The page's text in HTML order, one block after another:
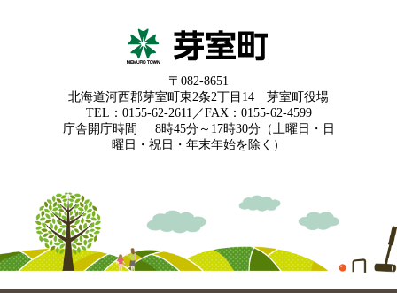
〒082-8651
北海道河西郡芽室町東2条2丁目14 芽室町役場
TEL：0155-62-2611／FAX：0155-62-4599
庁舎開庁時間
8時45分～17時30分（土曜日・日
曜日・祝日・年末年始を除く）